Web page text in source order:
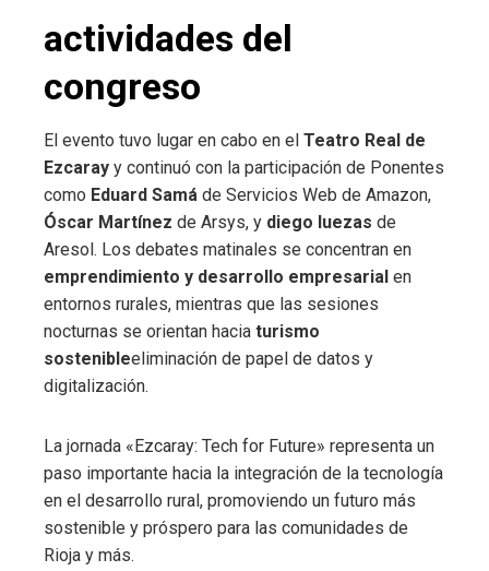
actividades del
congreso
El evento tuvo lugar en cabo en el Teatro Real de
Ezcaray y continuó con la participación de Ponentes
como Eduard Samá de Servicios Web de Amazon,
Óscar Martínez de Arsys, y diego luezas de
Aresol. Los debates matinales se concentran en
emprendimiento y desarrollo empresarial en
entornos rurales, mientras que las sesiones
nocturnas se orientan hacia turismo
sostenibleeliminación de papel de datos y
digitalización.
La jornada «Ezcaray: Tech for Future» representa un
paso importante hacia la integración de la tecnología
en el desarrollo rural, promoviendo un futuro más
sostenible y próspero para las comunidades de
Rioja y más.